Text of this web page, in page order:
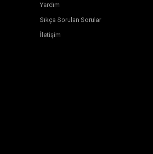
Yardım
Sıkça Sorulan Sorular
İletişim